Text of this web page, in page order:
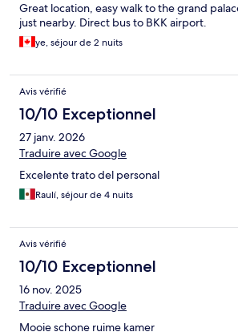
Great location, easy walk to the grand
just nearby. Direct bus to BKK airport.
ye, séjour de 2 nuits
Avis vérifié
10/10 Exceptionnel
27 janv. 2026
Traduire avec Google
Excelente trato del personal
Raulí, séjour de 4 nuits
Avis vérifié
10/10 Exceptionnel
16 nov. 2025
Traduire avec Google
Mooie schone ruime kamer